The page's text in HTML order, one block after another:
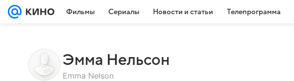
Фильмы Сериалы Новости и статьи Телепрограмма
Эмма Нельсон
Emma Nelson